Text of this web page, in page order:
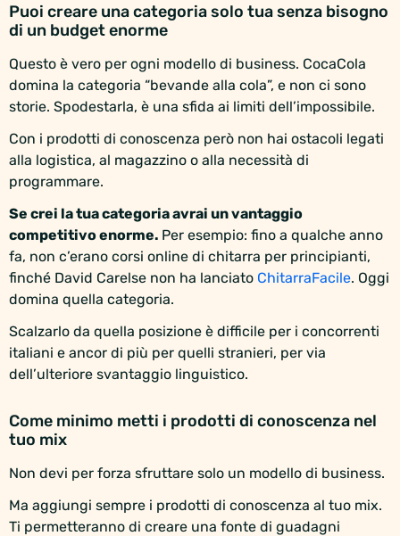
Puoi creare una categoria solo tua senza bisogno
di un budget enorme
Questo è vero per ogni modello di business. CocaCola
domina la categoria “bevande alla cola”, e non ci sono
storie. Spodestarla, è una sfida ai limiti dell’impossibile.
Con i prodotti di conoscenza però non hai ostacoli legati
alla logistica, al magazzino o alla necessità di
programmare.
Se crei la tua categoria avrai un vantaggio
competitivo enorme. Per esempio: fino a qualche anno
fa, non c’erano corsi online di chitarra per principianti,
finché David Carelse non ha lanciato ChitarraFacile. Oggi
domina quella categoria.
Scalzarlo da quella posizione è difficile per i concorrenti
italiani e ancor di più per quelli stranieri, per via
dell’ulteriore svantaggio linguistico.
Come minimo metti i prodotti di conoscenza nel
tuo mix
Non devi per forza sfruttare solo un modello di business.
Ma aggiungi sempre i prodotti di conoscenza al tuo mix.
Ti permetteranno di creare una fonte di guadagni